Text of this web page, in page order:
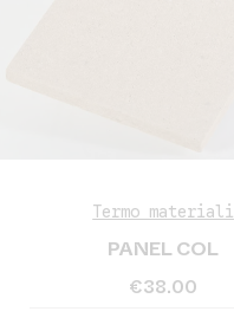
Termo materiali
PANEL COL
€38.00